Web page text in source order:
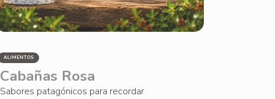
ALIMENTOS
Cabañas Rosa
Sabores patagónicos para recordar